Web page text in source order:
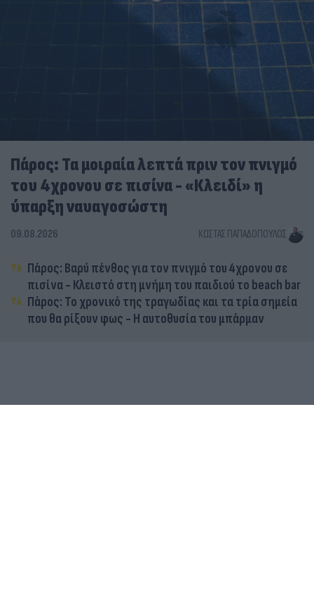
Πάρος: Τα μοιραία λεπτά πριν τον πνιγμό
του 4χρονου σε πισίνα - «Κλειδί» η
ύπαρξη ναυαγοσώστη
09.08.2026 ΚΏΣΤΑΣ ΠΑΠΑΔΌΠΟΥΛΟΣ
Πάρος: Βαρύ πένθος για τον πνιγμό του 4χρονου σε
πισίνα - Κλειστό στη μνήμη του παιδιού το beach bar
Πάρος: Το χρονικό της τραγωδίας και τα τρία σημεία
που θα ρίξουν φως - Η αυτοθυσία του μπάρμαν